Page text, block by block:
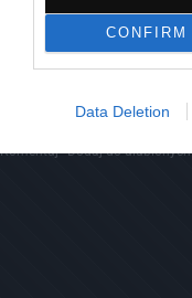
CONFIRM
Data Deletion
Komentuj Dodaj do ulubionych